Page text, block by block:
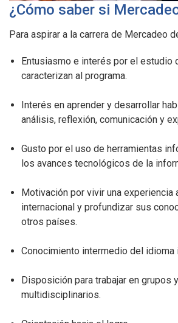
¿Cómo saber si
Para aspirar a la carrera de Mercadeo
Entusiasmo e interés por el estudio
caracterizan al programa.
Interés en aprender y desarrollar
análisis, reflexión, comunicación y
Gusto por el uso de herramientas
los avances tecnológicos de la
Motivación por vivir una experiencia
internacional y profundizar sus
otros países.
Conocimiento intermedio del idioma
Disposición para trabajar en grupos
multidisciplinarios.